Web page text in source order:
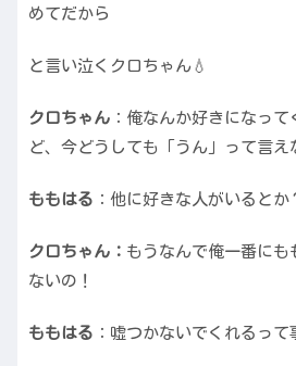
めてだから
と言い泣くクロちゃん💧
クロちゃん ：俺なんか好きになっ
ど、今どうしても「うん」って言え
ももはる ：他に好きな人がいるとか
クロちゃん： もうなんで俺一番にも
ないの！
ももはる ：嘘つかないでくれるって